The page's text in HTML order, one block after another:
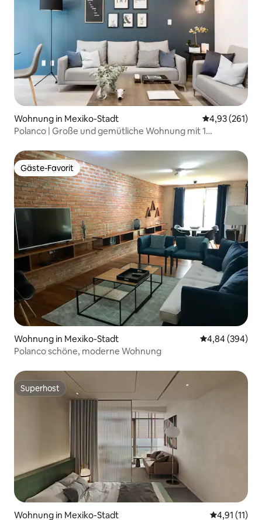
Wohnung in Mexiko-Stadt
4,93 (261)
Polanco | Große und gemütliche Wohnung mit 1
Gäste-Favorit
Gäste-Favorit
Wohnung in Mexiko-Stadt
4,84 (394)
Polanco schöne, moderne Wohnung
Superhost
Superhost
Wohnung in Mexiko-Stadt 4,91 (11)